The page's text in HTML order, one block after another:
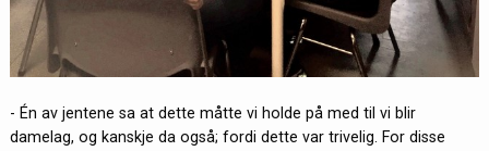
- Én av jentene sa at dette måtte vi holde på med til vi blir
damelag, og kanskje da også; fordi dette var trivelig. For disse